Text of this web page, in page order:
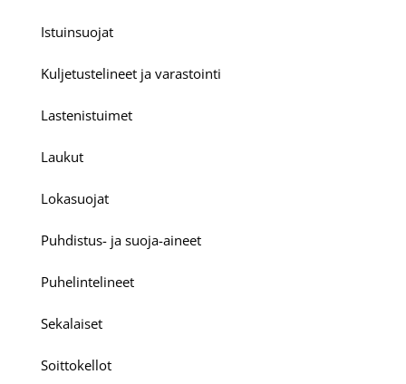
Istuinsuojat
Kuljetustelineet ja varastointi
Lastenistuimet
Laukut
Lokasuojat
Puhdistus- ja suoja-aineet
Puhelintelineet
Sekalaiset
Soittokellot